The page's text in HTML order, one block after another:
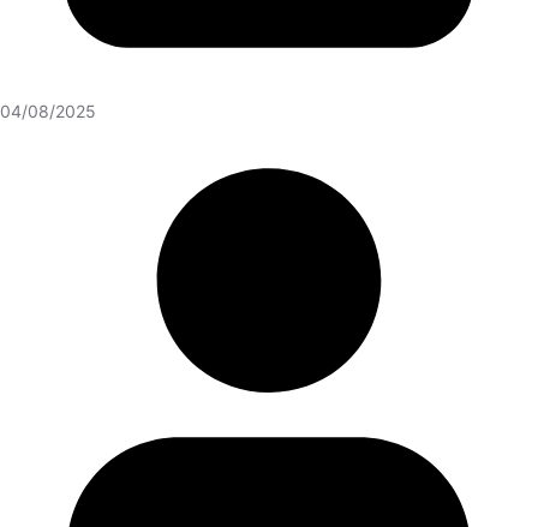
04/08/2025